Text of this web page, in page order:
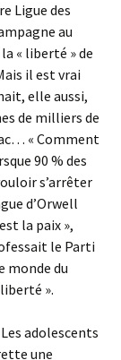
Ligue des
au
« liberté » de
il est vrai
elle aussi,
de milliers de
« Comment
90 % des
s’arrêter
d’Orwell
la paix »,
le Parti
monde du
».
adolescents
une